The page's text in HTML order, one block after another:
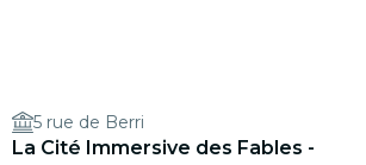
5 rue de Berri
La Cité Immersive des Fables -